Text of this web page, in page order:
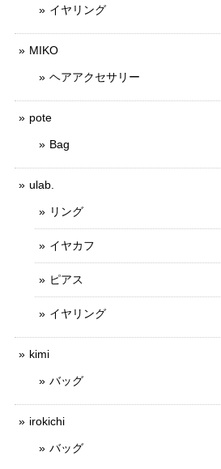
イヤリング
MIKO
ヘアアクセサリー
pote
Bag
ulab.
リング
イヤカフ
ピアス
イヤリング
kimi
バッグ
irokichi
バッグ